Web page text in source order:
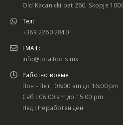
Батериски сет Ротирачки Чекан и Бормашина 20V
Old Kacanicki pat 260, Skopje
Тел:
+389 2260 2840
EMAIL:
info@totaltools.mk
Работно време:
Пон - Пет : 08:00 am до 16:00 pm
Саб : 08:00 am до 15:00 pm
Нед : Неработен ден